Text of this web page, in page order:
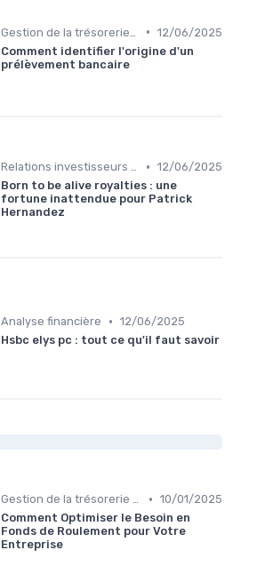
• 12/06/2025
Comment identifier l'origine d'un
prélèvement bancaire
Relations investisseurs & actionnaires • 12/06/2025
Born to be alive royalties : une
fortune inattendue pour Patrick
Hernandez
Analyse financière • 12/06/2025
Hsbc elys pc : tout ce qu'il faut savoir
Gestion de la trésorerie & cash management • 10/01/2025
Comment Optimiser le Besoin en
Fonds de Roulement pour Votre
Entreprise